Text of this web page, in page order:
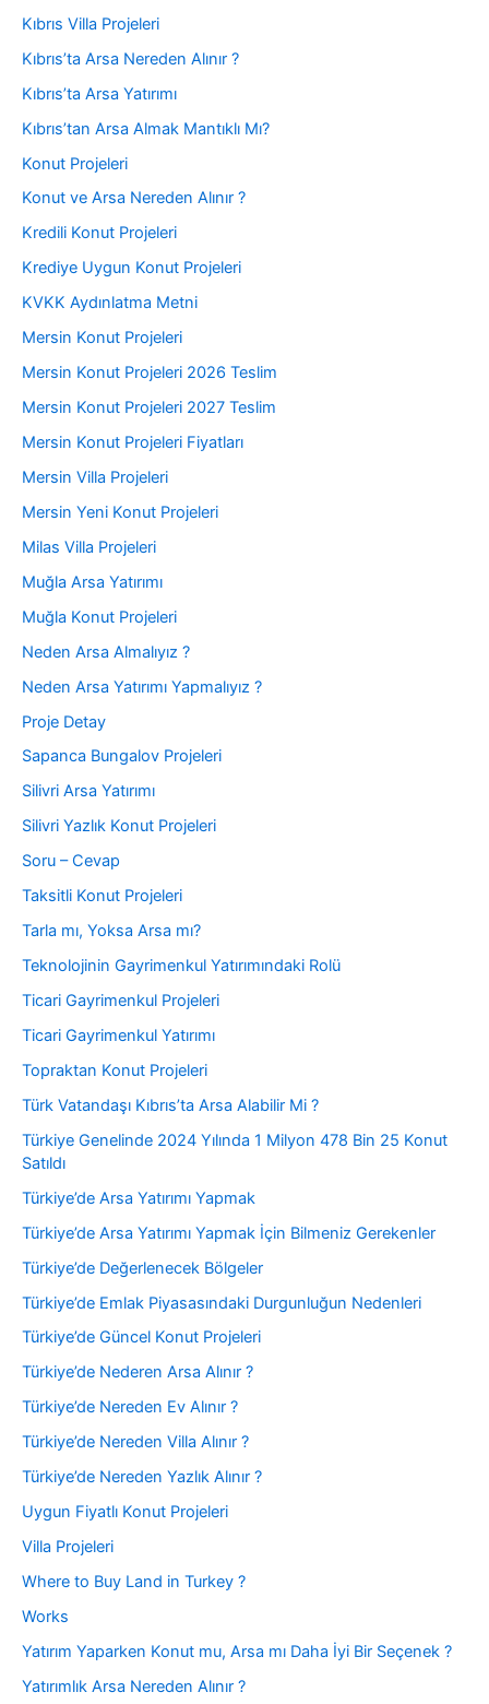
Kıbrıs Villa Projeleri
Kıbrıs’ta Arsa Nereden Alınır ?
Kıbrıs’ta Arsa Yatırımı
Kıbrıs’tan Arsa Almak Mantıklı Mı?
Konut Projeleri
Konut ve Arsa Nereden Alınır ?
Kredili Konut Projeleri
Krediye Uygun Konut Projeleri
KVKK Aydınlatma Metni
Mersin Konut Projeleri
Mersin Konut Projeleri 2026 Teslim
Mersin Konut Projeleri 2027 Teslim
Mersin Konut Projeleri Fiyatları
Mersin Villa Projeleri
Mersin Yeni Konut Projeleri
Milas Villa Projeleri
Muğla Arsa Yatırımı
Muğla Konut Projeleri
Neden Arsa Almalıyız ?
Neden Arsa Yatırımı Yapmalıyız ?
Proje Detay
Sapanca Bungalov Projeleri
Silivri Arsa Yatırımı
Silivri Yazlık Konut Projeleri
Soru – Cevap
Taksitli Konut Projeleri
Tarla mı, Yoksa Arsa mı?
Teknolojinin Gayrimenkul Yatırımındaki Rolü
Ticari Gayrimenkul Projeleri
Ticari Gayrimenkul Yatırımı
Topraktan Konut Projeleri
Türk Vatandaşı Kıbrıs’ta Arsa Alabilir Mi ?
Türkiye Genelinde 2024 Yılında 1 Milyon 478 Bin 25 Konut
Satıldı
Türkiye’de Arsa Yatırımı Yapmak
Türkiye’de Arsa Yatırımı Yapmak İçin Bilmeniz Gerekenler
Türkiye’de Değerlenecek Bölgeler
Türkiye’de Emlak Piyasasındaki Durgunluğun Nedenleri
Türkiye’de Güncel Konut Projeleri
Türkiye’de Nederen Arsa Alınır ?
Türkiye’de Nereden Ev Alınır ?
Türkiye’de Nereden Villa Alınır ?
Türkiye’de Nereden Yazlık Alınır ?
Uygun Fiyatlı Konut Projeleri
Villa Projeleri
Where to Buy Land in Turkey ?
Works
Yatırım Yaparken Konut mu, Arsa mı Daha İyi Bir Seçenek ?
Yatırımlık Arsa Nereden Alınır ?